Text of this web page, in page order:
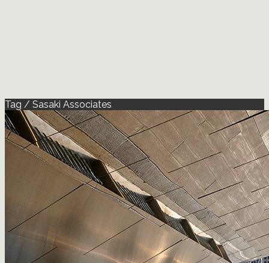
Tag / Sasaki Associates